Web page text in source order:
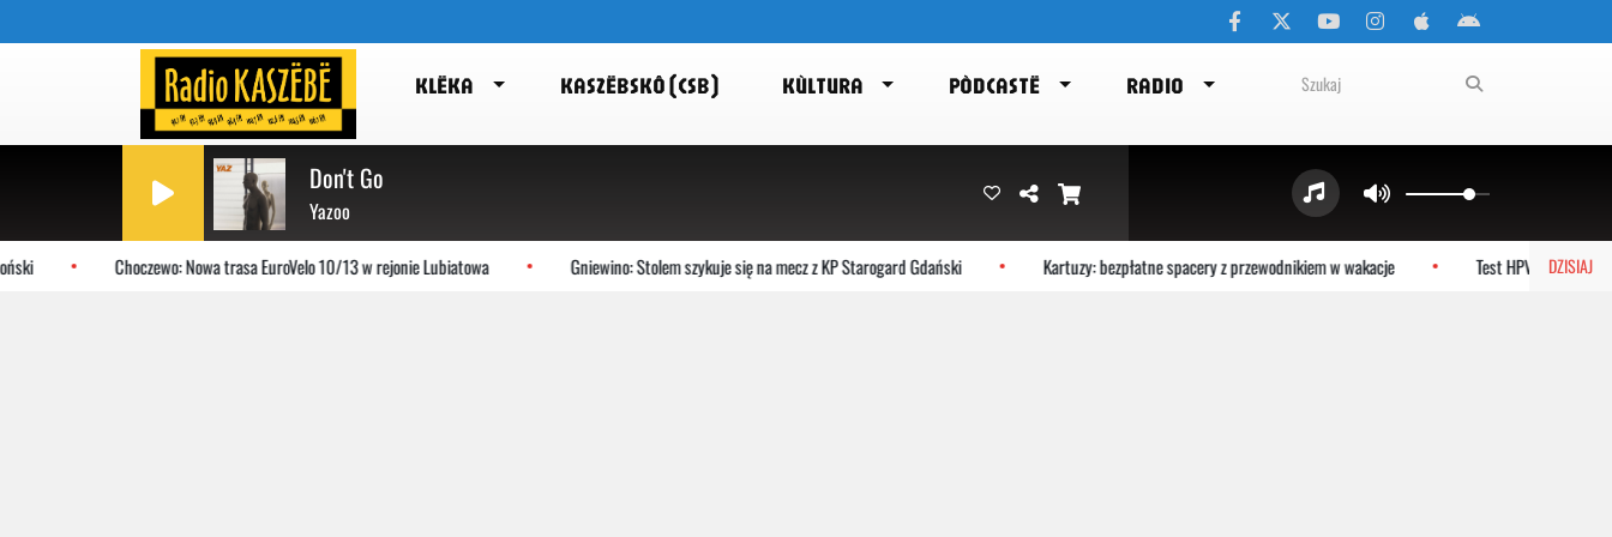
KLËKA KASZËBSKÔ (CSB) KÙLTURA PÒDCASTË RADIO
Don't Go
Yazoo
DZISIAJ
Choczewo: Nowa trasa EuroVelo 10/13 w rejonie Lubiatowa Gniewino: Stolem szykuje się na mecz z KP Starogard Gdański Kartuzy: bezpłatne spacery z przewodnikiem w wakacje Test HPV HR zamiast